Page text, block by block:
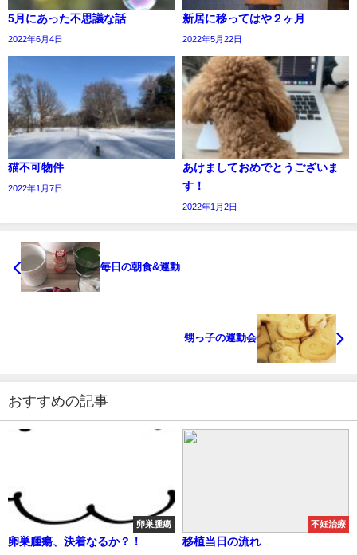
5月にあった不思議な話
2022年6月4日
新居に移ってはや２ヶ月
2022年5月22日
猫不可物件
2022年1月7日
あけましておめでとうございま
す！
2022年1月2日
毎日の朝食&運動
甥っ子の運動会
おすすめの記事
卵巣腫瘍
卵巣腫瘍、決着なるか？！
不妊治療
移植当日の流れ